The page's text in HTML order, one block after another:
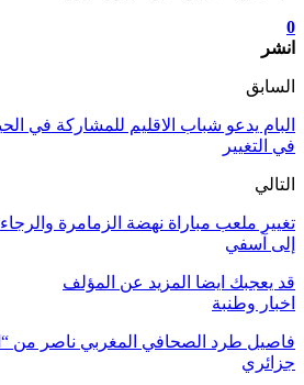
0
انشر
السابق
البام يدعو شباب الاقليم للمشاركة في
في التغيير
التالي
تغيير ملعب مباراة نهضة الزمامرة
إلى آسفي
قد يعجبك ايضا المزيد عن المؤلف
اخبار وطنبة
فاصيل طرد الصحافي المغربي ناصر من
جزائري